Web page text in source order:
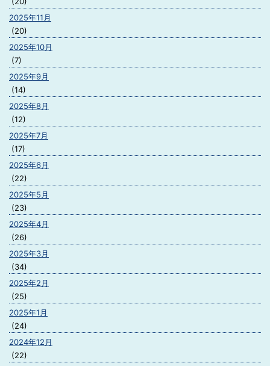
2025年11月
(20)
2025年10月
(7)
2025年9月
(14)
2025年8月
(12)
2025年7月
(17)
2025年6月
(22)
2025年5月
(23)
2025年4月
(26)
2025年3月
(34)
2025年2月
(25)
2025年1月
(24)
2024年12月
(22)